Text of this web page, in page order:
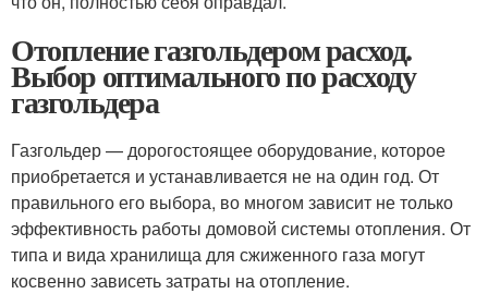
Отопление газгольдером расход.
Выбор оптимального по расходу
газгольдера
Газгольдер — дорогостоящее оборудование, которое
приобретается и устанавливается не на один год. От
правильного его выбора, во многом зависит не только
эффективность работы домовой системы отопления. От
типа и вида хранилища для сжиженного газа могут
косвенно зависеть затраты на отопление.